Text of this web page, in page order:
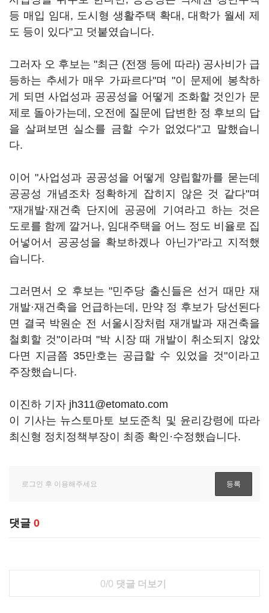
등 매입 임대, 도시형 생활주택 확대, 대학가 월세 제
도 등이 있다"고 덧붙였습니다.
그러자 오 후보는 "최근 (전쟁 등에 따라) 공사비가 급
등하는 추세가 매우 가파르다"며 "이 문제에 봉착하
게 되면 사업성과 공공성을 어떻게 조화할 것인가 문
제로 돌아가는데, 오전에 질문에 답변한 정 후보의 답
을 살펴보면 실소를 금할 수가 없었다"고 말했습니
다.
이어 "사업성과 공공성을 어떻게 양립할까를 묻는데
공공성 개념조차 정확하게 잡히지 않은 것 같다"며
"재개발·재건축 단지에 공공에 기여라고 하는 것은
도로를 함께 깔거나, 임대주택을 어느 정도 비율로 집
어넣어서 공공성을 확보하겠나 아닌가"라고 지적했
습니다.
그러면서 오 후보는 "민주당 출신들은 선거 때만 재
개발·재건축을 언급하는데, 만약 정 후보가 당선된다
면 결국 박원순 전 서울시장처럼 재개발과 재건축을
철회할 것"이라며 "박 시장 때 개발이 취소되지 않았
다면 지금쯤 35만호는 공급할 수 있었을 것"이라고
주장했습니다.
이진하 기자 jh311@etomato.com
이 기사는 뉴스토마토 보도준칙 및 윤리강령에 따라
최신형 정치정책부장이 최종 확인·수정했습니다.
댓글 0
0/0 댓글 더보기